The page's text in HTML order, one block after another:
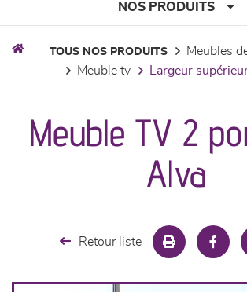
NOS PRODUITS
séjours
meubles de complément
TOUS NOS PRODUITS
meubles
meuble tv
largeur
Meuble TV 2
Alva
Retour liste